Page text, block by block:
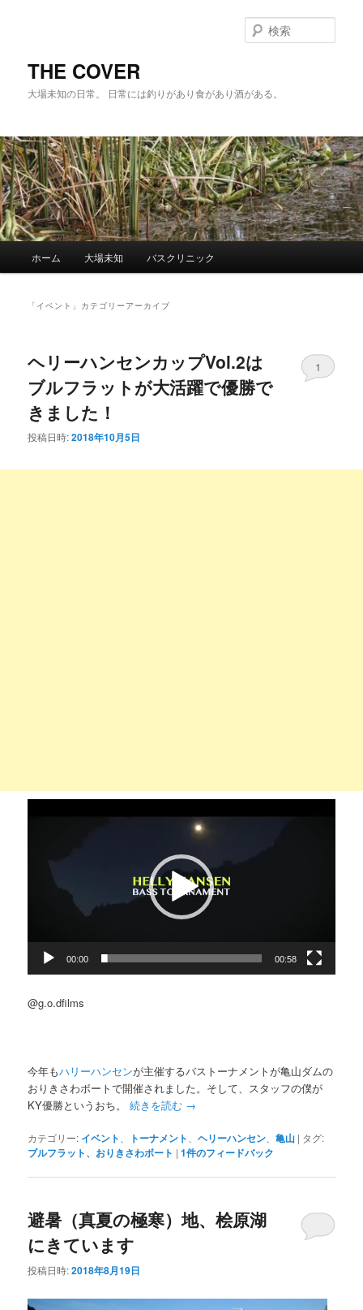
へ
移
動
移
動
THE COVER
大場未知の日常。 日常には釣りがあり食があり酒がある。
索
ホーム 大場未知 バスクリニック
「 イベント 」カテゴリーアーカイブ
ヘリーハンセンカップVol.2は
ブルフラットが大活躍で優勝で
きました！
投稿日時:2018年10月5日
1
00:00 00:58
@g.o.dfilms
今年もハリーハンセンが主催するバストーナメントが亀山ダムの
おりきさわボートで開催されました。そして、スタッフの僕が
KY優勝というおち。続きを読む →
カテゴリー: イベント トーナメント 、ヘリーハンセン 、亀山 | タグ:
ブルフラット、おりきさわボート |1件のフィードバック
避暑（真夏の極寒）地、桧原湖
にきています
投稿日時:2018年8月19日